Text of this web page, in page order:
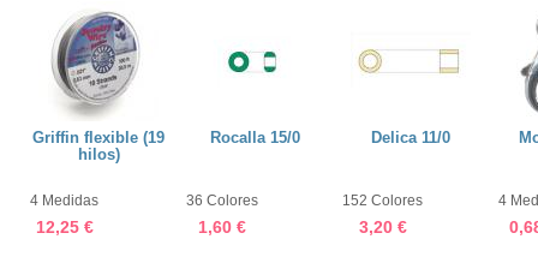
Griffin flexible (19
hilos)
4 Medidas
12,25 €
Rocalla 15/0
36 Colores
1,60 €
Delica 11/0
152 Colores
3,20 €
4